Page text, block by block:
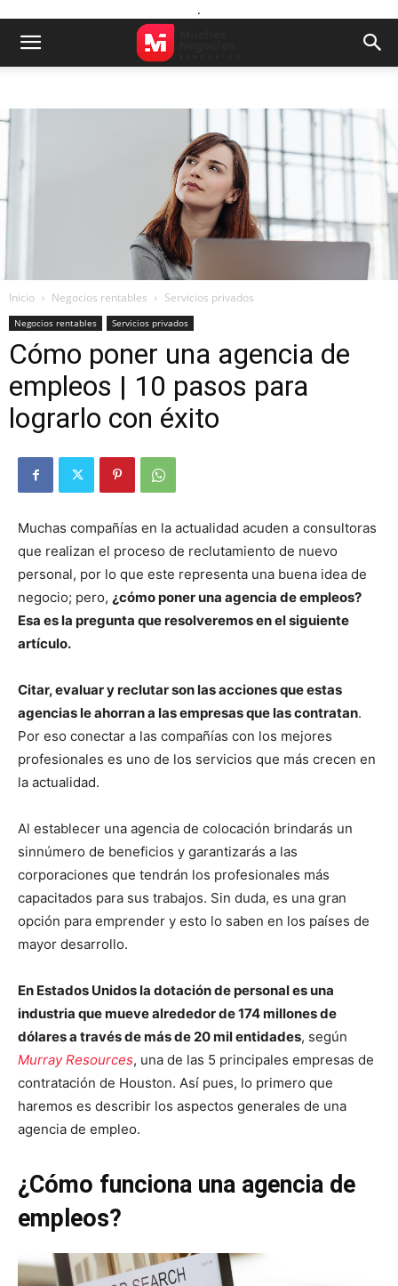
.
Inicio Negocios rentables Servicios privados
Negocios rentables Servicios privados
Cómo poner una agencia de
empleos | 10 pasos para
lograrlo con éxito
Muchas compañías en la actualidad acuden a consultoras
que realizan el proceso de reclutamiento de nuevo
personal, por lo que este representa una buena idea de
negocio; pero, ¿cómo poner una agencia de empleos?
Esa es la pregunta que resolveremos en el siguiente
artículo.
Citar, evaluar y reclutar son las acciones que estas
agencias le ahorran a las empresas que las contratan.
Por eso conectar a las compañías con los mejores
profesionales es uno de los servicios que más crecen en
la actualidad.
Al establecer una agencia de colocación brindarás un
sinnúmero de beneficios y garantizarás a las
corporaciones que tendrán los profesionales más
capacitados para sus trabajos. Sin duda, es una gran
opción para emprender y esto lo saben en los países de
mayor desarrollo.
En Estados Unidos la dotación de personal es una
industria que mueve alrededor de 174 millones de
dólares a través de más de 20 mil entidades, según
Murray Resources, una de las 5 principales empresas de
contratación de Houston. Así pues, lo primero que
haremos es describir los aspectos generales de una
agencia de empleo.
¿Cómo funciona una agencia de
empleos?